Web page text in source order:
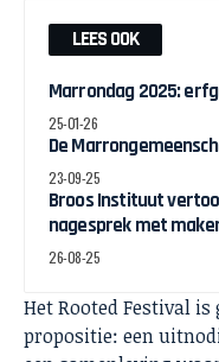
LEES OOK
Marrondag 2025:
25-01-26
De
23-09-25
Broos Instituut
nagesprek met
26-08-25
Het Rooted Festival
propositie: een